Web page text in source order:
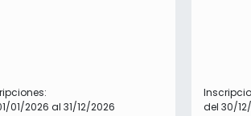
01/2026 al 31/12/2026
del 30/